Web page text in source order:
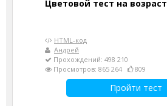
Цветовой тест на возраст
HTML-код
Андрей
Прохождений: 498 210
Просмотров: 865 264
809
Пройти тест